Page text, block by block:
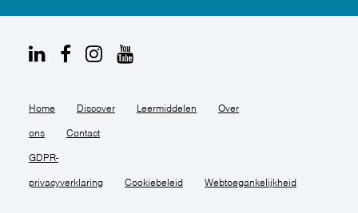
Home Discover Leermiddelen Over
ons Contact
GDPR-
privacyverklaring Cookiebeleid Webtoegankelijkheid